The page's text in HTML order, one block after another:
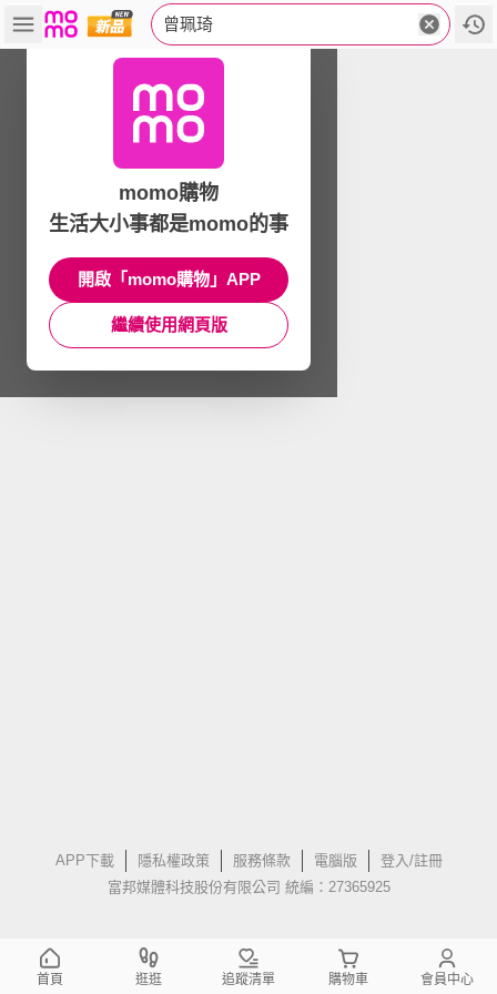
曾珮琦
APP下載 隱私權政策 服務條款 電腦版
登入/註冊
富邦媒體科技股份有限公司 統編：27365925
momo購物
生活大小事都是momo的事
開啟「momo購物」APP
繼續使用網頁版
首頁 逛逛 追蹤清單 購物車 會員中心